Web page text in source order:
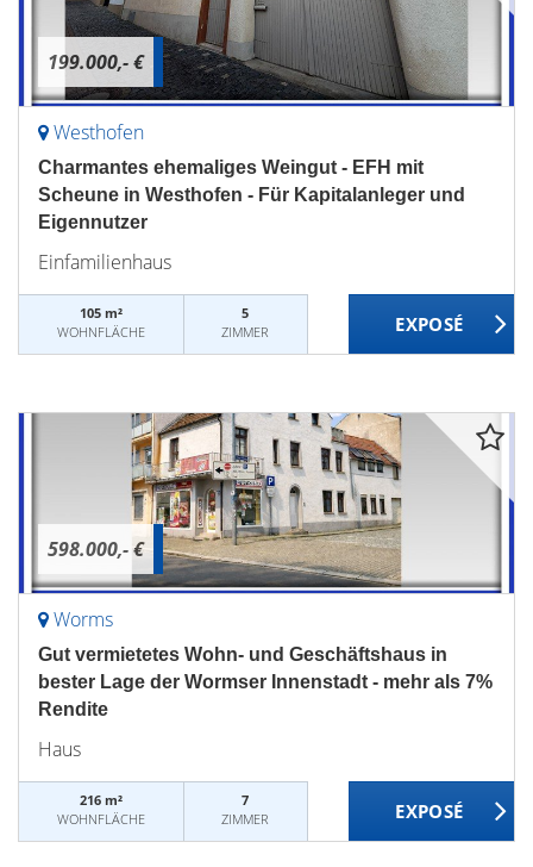
199.000,- €
Westhofen
Charmantes ehemaliges Weingut - EFH mit
Scheune in Westhofen - Für Kapitalanleger und
Eigennutzer
Einfamilienhaus
105 m²
WOHNFLÄCHE
5
ZIMMER
598.000,- €
Worms
Gut vermietetes Wohn- und Geschäftshaus in
bester Lage der Wormser Innenstadt - mehr als 7%
Rendite
Haus
216 m²
WOHNFLÄCHE
7
ZIMMER